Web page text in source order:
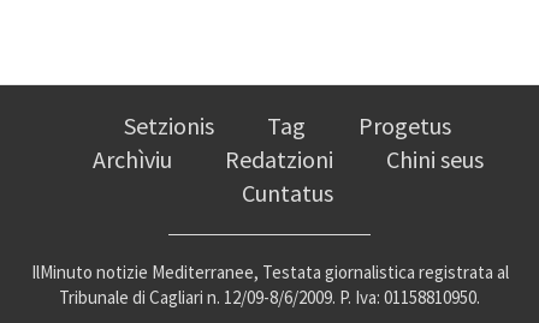
Setzionis Tag
Progetus
Archìviu
Redatzioni
Chini seus
Cuntatus
IlMinuto notizie Mediterranee, Testata giornalistica registrata al
Tribunale di Cagliari n. 12/09-8/6/2009. P. Iva: 01158810950.